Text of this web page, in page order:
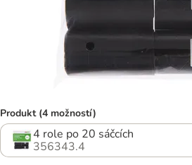
Produkt (4 možností)
4 role po 20 sáčcích
356343.4